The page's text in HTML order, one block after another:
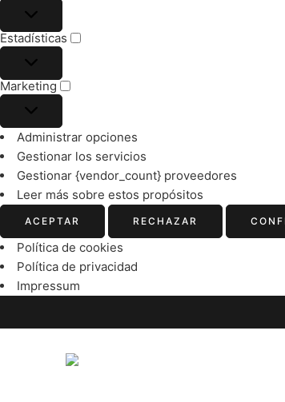
Estadísticas
Marketing
Administrar opciones
Gestionar los servicios
Gestionar {vendor_count} proveedores
Leer más sobre estos propósitos
ACEPTAR RECHAZAR
Política de cookies
Política de privacidad
Impressum